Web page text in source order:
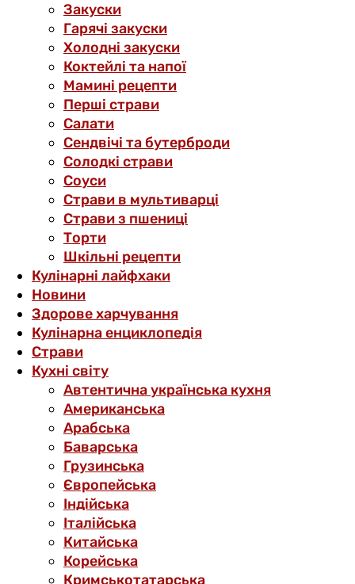
Закуски
Гарячі закуски
Холодні закуски
Коктейлі та напої
Мамині рецепти
Перші страви
Салати
Сендвічі та бутерброди
Солодкі страви
Соуси
Страви в мультиварці
Страви з пшениці
Торти
Шкільні рецепти
Кулінарні лайфхаки
Новини
Здорове харчування
Кулінарна енциклопедія
Страви
Кухні світу
Автентична українська кухня
Американська
Арабська
Баварська
Грузинська
Європейська
Індійська
Італійська
Китайська
Корейська
Кримськотатарська